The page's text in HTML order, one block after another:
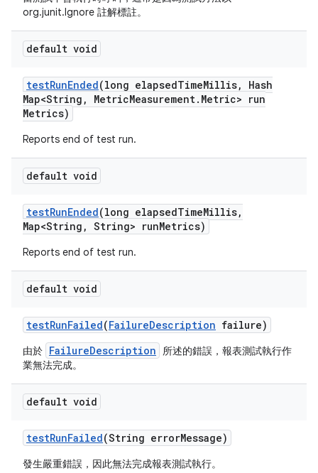
org.junit.Ignore 註解標註。
default void
testRunEnded(long elapsedTimeMillis,
Hash
Map<String , MetricMeasurement. Metric> run
Metrics)
Reports end of test run.
default void
testRunEnded(long elapsedTimeMillis,
Map<String , String> runMetrics)
Reports end of test run.
default void
testRunFailed(FailureDescription failure)
由於 FailureDescription
所述的錯誤，報表測試執行作
業無法完成。
default void
testRunFailed(String errorMessage)
發生嚴重錯誤，因此無法完成報表測試執行。